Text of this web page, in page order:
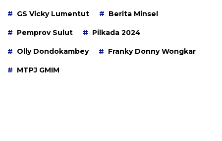
GS Vicky Lumentut Berita Minsel
Pemprov Sulut Pilkada 2024
Olly Dondokambey Franky Donny Wongkar
MTPJ GMIM